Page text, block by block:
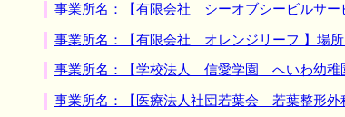
事業所名：【有限会社 シーオブシービルサー
事業所名：【有限会社 オレンジリーフ 】場所
事業所名：【学校法人 信愛学園 へいわ幼稚
事業所名：【医療法人社団若葉会 若葉整形外